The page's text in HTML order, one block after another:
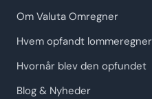
Om Valuta Omregner
Hvem opfandt lommeregner
Hvornår blev den opfundet
Blog & Nyheder